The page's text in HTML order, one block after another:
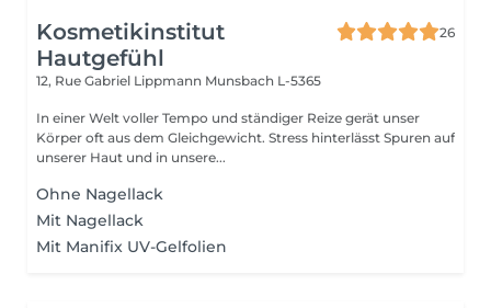
Kosmetikinstitut
Hautgefühl
26
12, Rue Gabriel Lippmann Munsbach L-5365
In einer Welt voller Tempo und ständiger Reize gerät unser
Körper oft aus dem Gleichgewicht. Stress hinterlässt Spuren auf
unserer Haut und in unsere...
Ohne Nagellack
Mit Nagellack
Mit Manifix UV-Gelfolien